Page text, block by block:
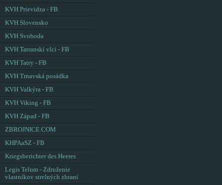
KVH Prievidza - FB
KVH Slovensko
KVH Svoboda
KVH Tatranskí vlci - FB
KVH Tatry - FB
KVH Trnavská posádka
KVH Valkýra - FB
KVH Viking - FB
KVH Západ - FB
ZBROJNICE.COM
KHPAaSZ - FB
Kriegsberichter des Heeres
Legis Telum - Združenie
vlastníkov strelných zbraní